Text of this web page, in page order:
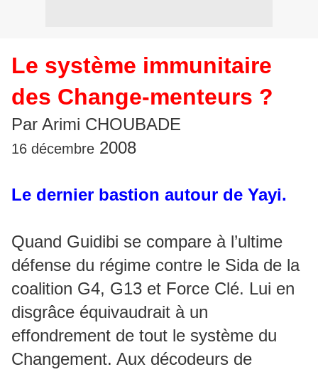
Le système immunitaire
des Change-menteurs ?
Par Arimi CHOUBADE
16 décembre 2008
Le dernier bastion autour de Yayi.
Quand Guidibi se compare à l’ultime
défense du régime contre le Sida de la
coalition G4, G13 et Force Clé. Lui en
disgrâce équivaudrait à un
effondrement de tout le système du
Changement. Aux décodeurs de